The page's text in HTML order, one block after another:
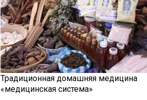
Традиционная домашняя медицина
«медицинская система»